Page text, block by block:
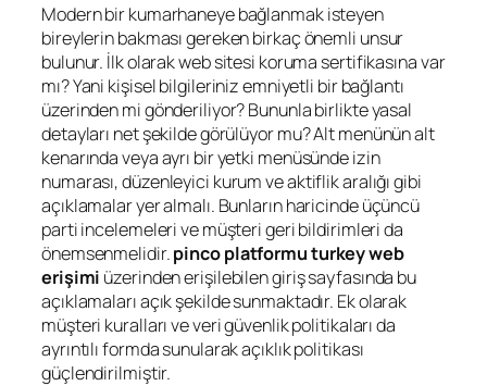
Modern bir kumarhaneye bağlanmak isteyen
bireylerin bakması gereken birkaç önemli unsur
bulunur. İlk olarak web sitesi koruma sertifikasına var
mı? Yani kişisel bilgileriniz emniyetli bir bağlantı
üzerinden mi gönderiliyor? Bununla birlikte yasal
detayları net şekilde görülüyor mu? Alt menünün alt
kenarında veya ayrı bir yetki menüsünde izin
numarası, düzenleyici kurum ve aktiflik aralığı gibi
açıklamalar yer almalı. Bunların haricinde üçüncü
parti incelemeleri ve müşteri geri bildirimleri da
önemsenmelidir.pinco platformu turkey web
erişimi üzerinden erişilebilen giriş sayfasında bu
açıklamaları açık şekilde sunmaktadır. Ek olarak
müşteri kuralları ve veri güvenlik politikaları da
ayrıntılı formda sunularak açıklık politikası
güçlendirilmiştir.